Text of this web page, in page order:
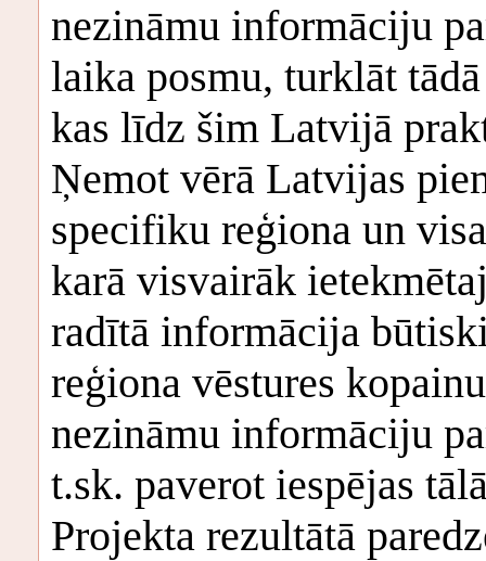
nezināmu informāciju
laika posmu, turklāt
kas līdz šim Latvijā
Ņemot vērā Latvijas
specifiku reģiona un
karā visvairāk
radītā informācija
reģiona vēstures
nezināmu informāciju
t.sk. paverot iespējas
Projekta rezultātā